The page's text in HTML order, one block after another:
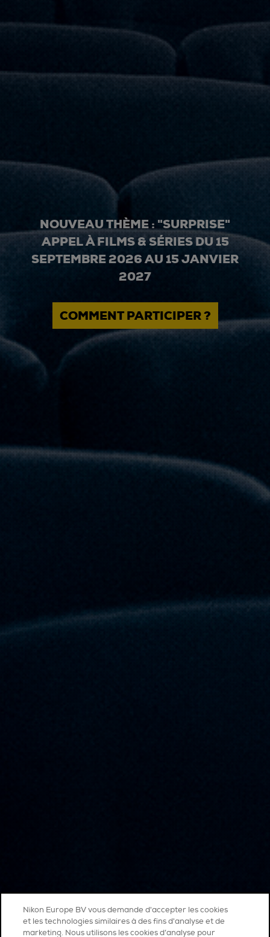
NOUVEAU THÈME : "SURPRISE"
APPEL À FILMS & SÉRIES DU 15
SEPTEMBRE 2026 AU 15 JANVIER
2027
COMMENT PARTICIPER ?
Nikon Europe BV vous demande d'accepter les cookies
et les technologies similaires à des fins d'analyse et de
marketing. Nous utilisons les cookies d’analyse pour